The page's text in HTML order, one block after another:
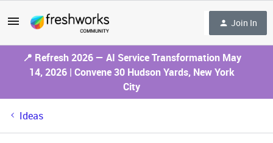
Join In
📍 Refresh 2026 — AI Service Transformation May
14, 2026 | Convene 30 Hudson Yards, New York
City
Ideas